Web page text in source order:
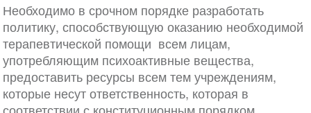
Необходимо в срочном порядке разработать
политику, способствующую оказанию необходимой
терапевтической помощи всем лицам,
употребляющим психоактивные вещества,
предоставить ресурсы всем тем учреждениям,
которые несут ответственность, которая в